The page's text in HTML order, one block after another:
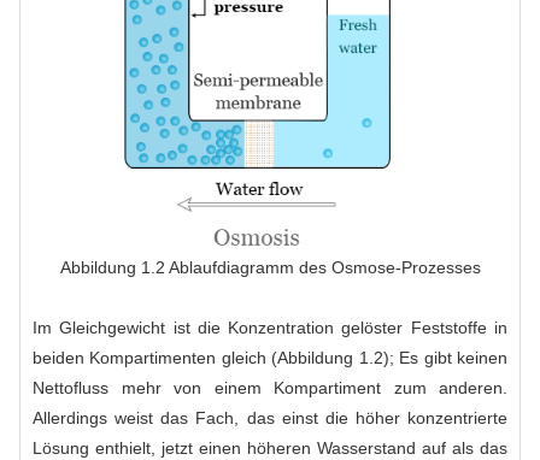
Abbildung 1.2 Ablaufdiagramm des Osmose-Prozesses
Im Gleichgewicht ist die Konzentration gelöster Feststoffe in
beiden Kompartimenten gleich (Abbildung 1.2); Es gibt keinen
Nettofluss mehr von einem Kompartiment zum anderen.
Allerdings weist das Fach, das einst die höher konzentrierte
Lösung enthielt, jetzt einen höheren Wasserstand auf als das